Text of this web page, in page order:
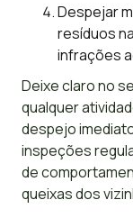
Despejar
resíduos
infrações
Deixe claro no
qualquer
despejo
inspeções
de
queixas dos